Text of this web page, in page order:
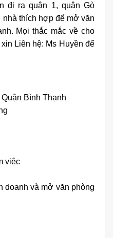
đi ra quận 1, quận Gò
thích hợp để mở văn
Mọi thắc mắc về cho
Liên hệ: Ms Huyền để
Bình Thạnh
việc
doanh và mở văn phòng